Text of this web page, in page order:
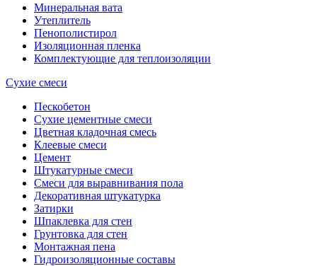
Минеральная вата
Утеплитель
Пенополистирол
Изоляционная пленка
Комплектующие для теплоизоляции
Сухие смеси
Пескобетон
Сухие цементные смеси
Цветная кладочная смесь
Клеевые смеси
Цемент
Штукатурные смеси
Смеси для выравнивания пола
Декоративная штукатурка
Затирки
Шпаклевка для стен
Грунтовка для стен
Монтажная пена
Гидроизоляционные составы